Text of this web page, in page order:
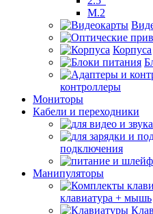
M.2
Корпуса
контроллеры
Мониторы
Кабели и переходники
подключения
Манипуляторы
клавиатура + мышь